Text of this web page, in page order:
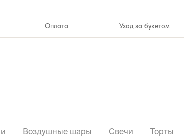
Оплата Уход за букетом
Воздушные шары Свечи Торты